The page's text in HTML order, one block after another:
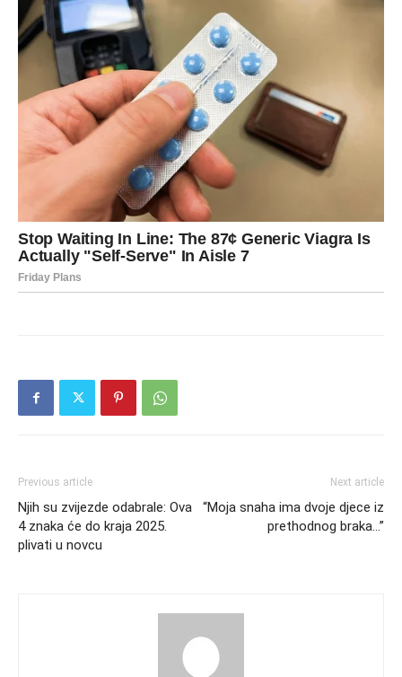
Previous article
Njih su zvijezde odabrale: Ova
4 znaka će do kraja 2025.
plivati u novcu
Next article
“Moja snaha ima dvoje djece iz
prethodnog braka…”